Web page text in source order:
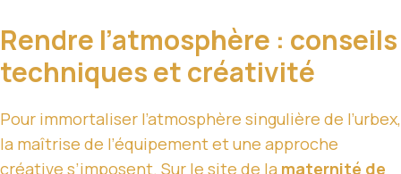
Rendre l’atmosphère : conseils
techniques et créativité
Pour immortaliser l’atmosphère singulière de l’urbex,
la maîtrise de l’équipement et une approche
créative s’imposent. Sur le site de la maternité de